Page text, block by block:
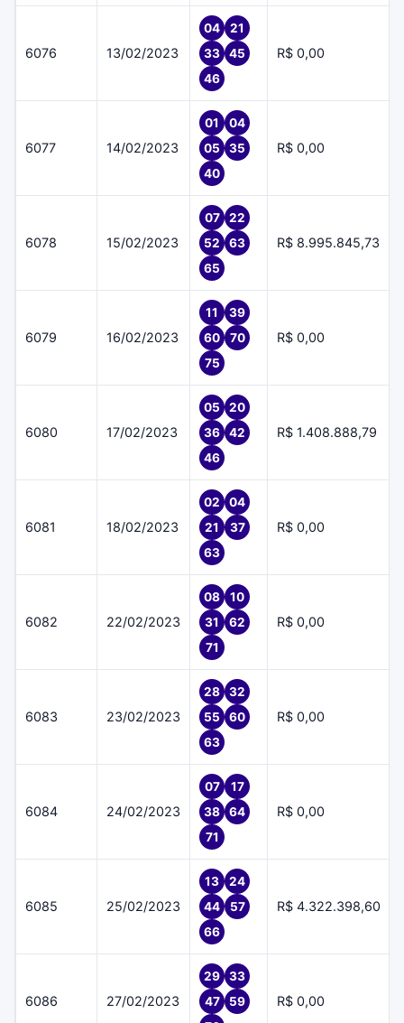
6076 13/02/2023
04
21
33
45
46
R$ 0,00
6077 14/02/2023
01
04
05
35
40
R$ 0,00
6078 15/02/2023
07
22
52
63
65
R$ 8.995.845,73
6079 16/02/2023
11
39
60
70
75
R$ 0,00
6080 17/02/2023
05
20
36
42
46
R$ 1.408.888,79
6081 18/02/2023
02
04
21
37
63
R$ 0,00
6082 22/02/2023
08
10
31
62
71
R$ 0,00
6083 23/02/2023
28
32
55
60
63
R$ 0,00
6084 24/02/2023
07
17
38
64
71
R$ 0,00
6085 25/02/2023
13
24
44
57
66
R$ 4.322.398,60
6086 27/02/2023
29
33
47
59
R$ 0,00